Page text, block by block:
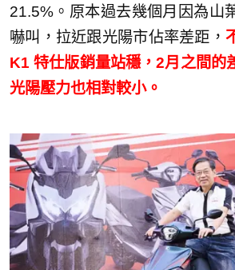
21.5%。原本過去幾個月因為山
嚇叫，拉近跟光陽市佔率差距，
K1 特仕版銷量站穩，2月之間的
光陽壓力也相對較小。